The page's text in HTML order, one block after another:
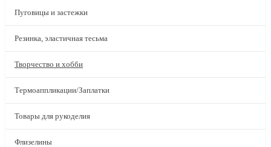
Пуговицы и застежки
Резинка, эластичная тесьма
Творчество и хобби
Термоаппликации/Заплатки
Товары для рукоделия
Флизелины